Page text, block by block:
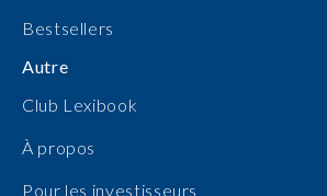
Bestsellers
Autre
Club Lexibook
À propos
Pour les investisseurs